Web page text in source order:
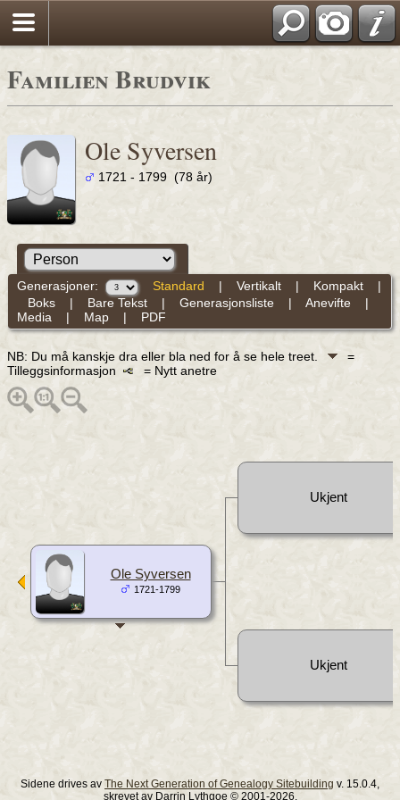
Familien Brudvik
Ole Syversen
1721 - 1799 (78 år)
Generasjoner: Standard | Vertikalt| Kompakt|
Boks| Bare Tekst| Generasjonsliste| Anevifte|
Media | Map| PDF
NB: Du må kanskje dra eller bla ned for å se hele treet.
=
Tilleggsinformasjon
= Nytt anetre
Ole Syversen
1721-1799
Ukjent
Ukjent
Sidene drives av The Next Generation of Genealogy Sitebuilding v. 15.0.4,
skrevet av Darrin Lythgoe © 2001-2026.